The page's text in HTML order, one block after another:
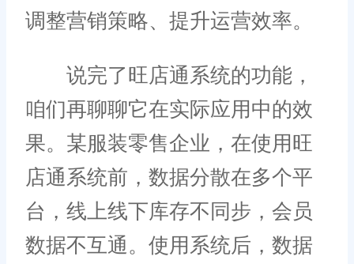
调整营销策略、提升运营效率。
说完了旺店通系统的功能，
咱们再聊聊它在实际应用中的效
果。某服装零售企业，在使用旺
店通系统前，数据分散在多个平
台，线上线下库存不同步，会员
数据不互通。使用系统后，数据